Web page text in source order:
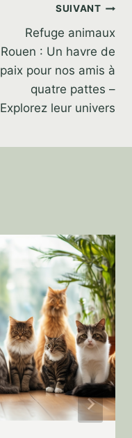
SUIVANT
Refuge animaux
Rouen : Un havre de
paix pour nos amis à
quatre pattes –
Explorez leur univers